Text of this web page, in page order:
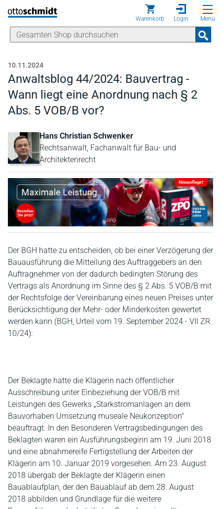
Direkt zum Inhalt
Warenkorb Login Menü
10.11.2024
Anwaltsblog 44/2024: Bauvertrag -
Wann liegt eine Anordnung nach § 2
Abs. 5 VOB/B vor?
Hans Christian Schwenker
Rechtsanwalt, Fachanwalt für Bau- und
Architektenrecht
Der BGH hatte zu entscheiden, ob bei einer Verzögerung der
Bauausführung die Mitteilung des Auftraggebers an den
Auftragnehmer von der dadurch bedingten Störung des
Vertrags als Anordnung im Sinne des § 2 Abs. 5 VOB/B mit
der Rechtsfolge der Vereinbarung eines neuen Preises unter
Berücksichtigung der Mehr- oder Minderkosten gewertet
werden kann (BGH, Urteil vom 19. September 2024 - VII ZR
10/24):
Der Beklagte hatte die Klägerin nach öffentlicher
Ausschreibung unter Einbeziehung der VOB/B mit
Leistungen des Gewerks „Starkstromanlagen an dem
Bauvorhaben Umsetzung museale Neukonzeption"
beauftragt. In den Besonderen Vertragsbedingungen des
Beklagten waren ein Ausführungsbeginn am 19. Juni 2018
und eine abnahmereife Fertigstellung der Arbeiten der
Klägerin am 10. Januar 2019 vorgesehen. Am 23. August
2018 übergab der Beklagte der Klägerin einen
Bauablaufplan, der den Bauablauf ab dem 28. August
2018 abbilden und Grundlage für die weitere